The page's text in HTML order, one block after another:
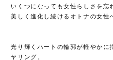
いくつになっても女性らしさを忘
美しく進化し続けるオトナの女性
光り輝くハートの輪郭が軽やかに
ヤリング。